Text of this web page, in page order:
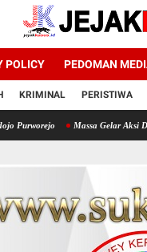
POLICY PEDOMAN
KRIMINAL PERISTIWA
Gelar Aksi Damai di DPRD